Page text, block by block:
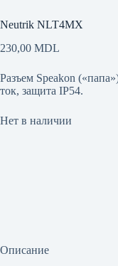
Neutrik NLT4MX
230,00 MDL
Разъем Speakon
ток, защита IP54.
Нет в наличии
Описание